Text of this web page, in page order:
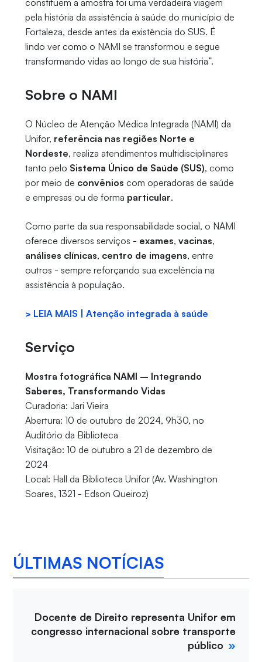
constituem a amostra foi uma verdadeira viagem
pela história da assistência à saúde do município de
Fortaleza, desde antes da existência do SUS. É
lindo ver como o NAMI se transformou e segue
transformando vidas ao longo de sua história”.
Sobre o NAMI
O Núcleo de Atenção Médica Integrada (NAMI) da
Unifor, referência nas regiões Norte e
Nordeste, realiza atendimentos multidisciplinares
tanto pelo Sistema Único de Saúde (SUS), como
por meio de convênios com operadoras de saúde
e empresas ou de forma particular.
Como parte da sua responsabilidade social, o NAMI
oferece diversos serviços - exames, vacinas,
análises clínicas, centro de imagens, entre
outros - sempre reforçando sua excelência na
assistência à população.
> LEIA MAIS | Atenção integrada à saúde
Serviço
Mostra fotográfica NAMI – Integrando
Saberes, Transformando Vidas
Curadoria: Jari Vieira
Abertura: 10 de outubro de 2024, 9h30, no
Auditório da Biblioteca
Visitação: 10 de outubro a 21 de dezembro de
2024
Local: Hall da Biblioteca Unifor (Av. Washington
Soares, 1321 - Edson Queiroz)
ÚLTIMAS NOTÍCIAS
Docente de Direito representa Unifor em
congresso internacional sobre transporte
público